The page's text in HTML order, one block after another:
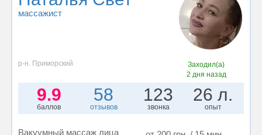
массажист
р-н. Приморский
Заходил(а)
2 дня назад
9.9
баллов
58
отзывов
123
звонка
26 л.
опыт
Вакуумный массаж лица